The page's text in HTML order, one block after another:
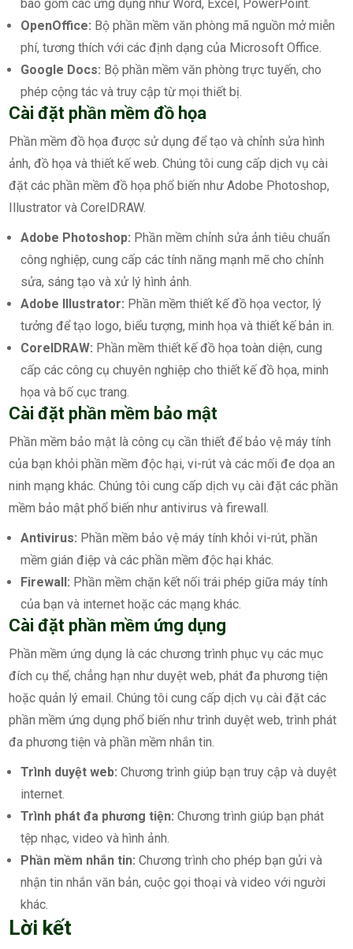
bao gồm các ứng dụng như Word, Excel, PowerPoint.
OpenOffice: Bộ phần mềm văn phòng mã nguồn mở miễn
phí, tương thích với các định dạng của Microsoft Office.
Google Docs: Bộ phần mềm văn phòng trực tuyến, cho
phép cộng tác và truy cập từ mọi thiết bị.
Cài đặt phần mềm đồ họa
Phần mềm đồ họa được sử dụng để tạo và chỉnh sửa hình
ảnh, đồ họa và thiết kế web. Chúng tôi cung cấp dịch vụ cài
đặt các phần mềm đồ họa phổ biến như Adobe Photoshop,
Illustrator và CorelDRAW.
Adobe Photoshop: Phần mềm chỉnh sửa ảnh tiêu chuẩn
công nghiệp, cung cấp các tính năng mạnh mẽ cho chỉnh
sửa, sáng tạo và xử lý hình ảnh.
Adobe Illustrator: Phần mềm thiết kế đồ họa vector, lý
tưởng để tạo logo, biểu tượng, minh họa và thiết kế bản in.
CorelDRAW: Phần mềm thiết kế đồ họa toàn diện, cung
cấp các công cụ chuyên nghiệp cho thiết kế đồ họa, minh
họa và bố cục trang.
Cài đặt phần mềm bảo mật
Phần mềm bảo mật là công cụ cần thiết để bảo vệ máy tính
của bạn khỏi phần mềm độc hại, vi-rút và các mối đe dọa an
ninh mạng khác. Chúng tôi cung cấp dịch vụ cài đặt các phần
mềm bảo mật phổ biến như antivirus và firewall.
Antivirus: Phần mềm bảo vệ máy tính khỏi vi-rút, phần
mềm gián điệp và các phần mềm độc hại khác.
Firewall: Phần mềm chặn kết nối trái phép giữa máy tính
của bạn và internet hoặc các mạng khác.
Cài đặt phần mềm ứng dụng
Phần mềm ứng dụng là các chương trình phục vụ các mục
đích cụ thể, chẳng hạn như duyệt web, phát đa phương tiện
hoặc quản lý email. Chúng tôi cung cấp dịch vụ cài đặt các
phần mềm ứng dụng phổ biến như trình duyệt web, trình phát
đa phương tiện và phần mềm nhắn tin.
Trình duyệt web: Chương trình giúp bạn truy cập và duyệt
internet.
Trình phát đa phương tiện: Chương trình giúp bạn phát
tệp nhạc, video và hình ảnh.
Phần mềm nhắn tin: Chương trình cho phép bạn gửi và
nhận tin nhắn văn bản, cuộc gọi thoại và video với người
khác.
Lời kết